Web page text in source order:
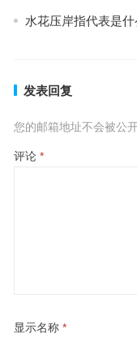
水花压岸指代表是
发表回复
您的邮箱地址不会被公开
评论 *
显示名称 *